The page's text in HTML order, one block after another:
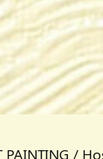
PAINTING /